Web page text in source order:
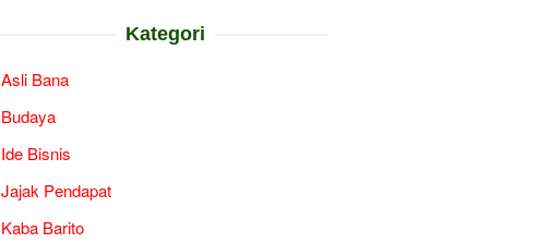
Kategori
Asli Bana
Budaya
Ide Bisnis
Jajak Pendapat
Kaba Barito